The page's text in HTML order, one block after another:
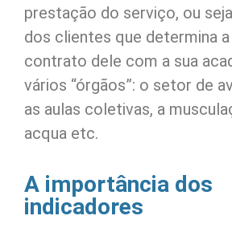
prestação do serviço, ou
dos clientes que determina
contrato dele com a sua
vários “órgãos”: o setor de
as aulas coletivas, a
acqua etc.
A importância dos
indicadores